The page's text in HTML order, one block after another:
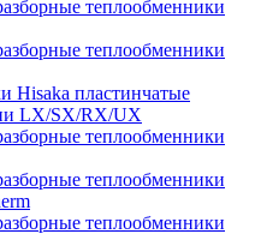
теплообменники
теплообменники
Hisaka пластинчатые
LX/SX/RX/UX
теплообменники
теплообменники
теплообменники